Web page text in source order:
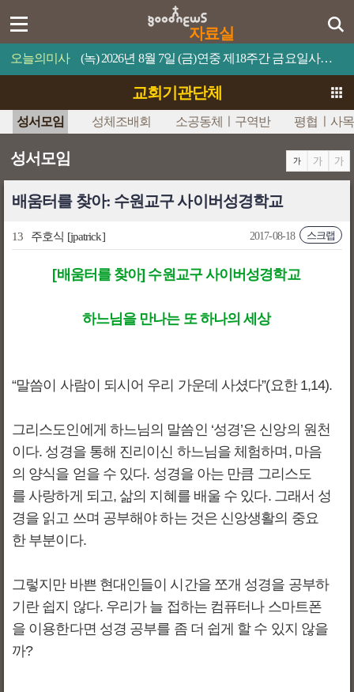
자료실
오늘의미사 (녹) 2026년 8월 7일 (금)연중 제18주간 금요일사람이 제 목숨을 무엇과 바꿀 수 있겠느냐?
교회기관단체
성서모임 성체조배회 소공동체ㅣ구역반 평협ㅣ사
성서모임
배움터를 찾아: 수원교구 사이버성경학교
13 주호식 [jpatrick] 스크랩
2017-08-18
[배움터를 찾아] 수원교구 사이버성경학교
하느님을 만나는 또 하나의 세상
“말씀이 사람이 되시어 우리 가운데 사셨다”(요한 1,14).
그리스도인에게 하느님의 말씀인 ‘성경’은 신앙의 원천
이다. 성경을 통해 진리이신 하느님을 체험하며, 마음
의 양식을 얻을 수 있다. 성경을 아는 만큼 그리스도
를 사랑하게 되고, 삶의 지혜를 배울 수 있다. 그래서 성
경을 읽고 쓰며 공부해야 하는 것은 신앙생활의 중요
한 부분이다.
그렇지만 바쁜 현대인들이 시간을 쪼개 성경을 공부하
기란 쉽지 않다. 우리가 늘 접하는 컴퓨터나 스마트폰
을 이용한다면 성경 공부를 좀 더 쉽게 할 수 있지 않을
까?